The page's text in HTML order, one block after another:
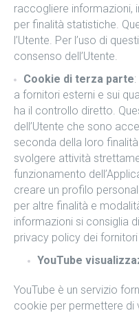
raccogliere informazioni,
per finalità statistiche.
l’Utente. Per l’uso di
consenso dell’Utente.
Cookie di terza parte
a fornitori esterni e sui
ha il controllo diretto.
dell’Utente che sono
seconda della loro
svolgere attività
funzionamento
creare un profilo
per altre finalità e
informazioni si consiglia
privacy policy dei
YouTube
YouTube è un servizio
cookie per permettere di